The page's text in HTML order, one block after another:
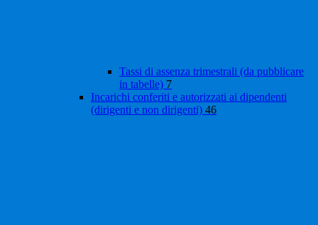
Tassi di assenza trimestrali (da pubblicare
in tabelle) 7
Incarichi conferiti e autorizzati ai dipendenti
(dirigenti e non dirigenti) 46